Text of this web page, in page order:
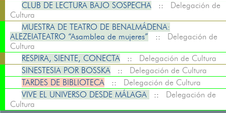
CLUB DE LECTURA BAJO SOSPECHA :: Delegación de
Cultura
MUESTRA DE TEATRO DE BENALMÁDENA:
ALEZEIATEATRO “Asamblea de mujeres” :: Delegación de
Cultura
RESPIRA, SIENTE, CONECTA :: Delegación de Cultura
SINESTESIA POR BOSSKA :: Delegación de Cultura
TARDES DE BIBLIOTECA :: Delegación de Cultura
VIVE EL UNIVERSO DESDE MÁLAGA
:: Delegación de
Cultura